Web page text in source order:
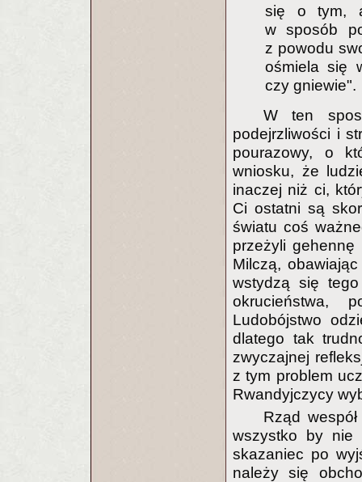
się o tym,
w sposób
z powodu
ośmiela się
czy gniewie".
W ten
podejrzliwości i
pourazowy, o
wniosku, że
inaczej niż ci,
Ci ostatni są
światu coś
przeżyli
Milczą,
wstydzą się
okrucieństwa,
Ludobójstwo
dlatego tak
zwyczajnej
z tym problem
Rwandyjczycy
Rząd
wszystko by nie
skazaniec po
należy się